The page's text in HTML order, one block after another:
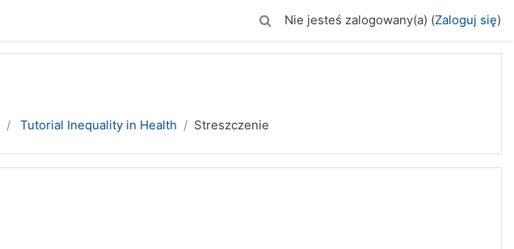
Nie jesteś zalogowany(a) (Zaloguj się)
Tutorial Inequality in Health Streszczenie